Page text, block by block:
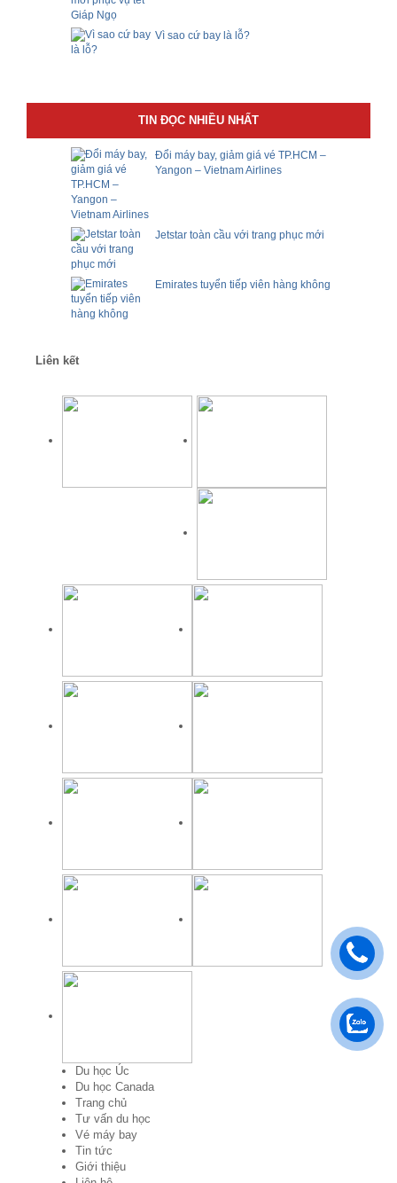
Vì sao cứ bay là lỗ?
TIN ĐỌC NHIỀU NHẤT
Đổi máy bay, giảm giá vé TP.HCM –
Yangon – Vietnam Airlines
Jetstar toàn cầu với trang phục mới
Emirates tuyển tiếp viên hàng không
Liên kết
Du học Úc
Du học Canada
Trang chủ
Tư vấn du học
Vé máy bay
Tin tức
Giới thiệu